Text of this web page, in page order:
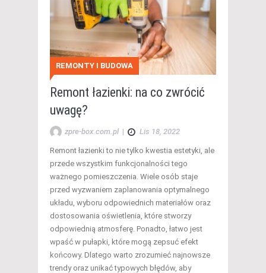
REMONTY I BUDOWA
Remont łazienki: na co zwrócić
uwagę?
zpre-box.com.pl | Lis 18, 2022
Remont łazienki to nie tylko kwestia estetyki, ale
przede wszystkim funkcjonalności tego
ważnego pomieszczenia. Wiele osób staje
przed wyzwaniem zaplanowania optymalnego
układu, wyboru odpowiednich materiałów oraz
dostosowania oświetlenia, które stworzy
odpowiednią atmosferę. Ponadto, łatwo jest
wpaść w pułapki, które mogą zepsuć efekt
końcowy. Dlatego warto zrozumieć najnowsze
trendy oraz unikać typowych błędów, aby